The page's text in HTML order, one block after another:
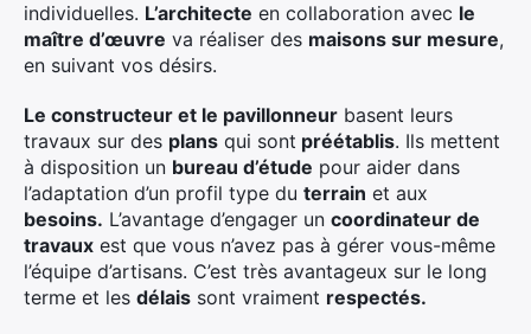
individuelles. L’architecte en collaboration avec le
maître d’œuvre va réaliser des maisons sur mesure,
en suivant vos désirs.
Le constructeur et le pavillonneur basent leurs
travaux sur des plans qui sont préétablis. Ils mettent
à disposition un bureau d’étude pour aider dans
l’adaptation d’un profil type du terrain et aux
besoins. L’avantage d’engager un coordinateur de
travaux est que vous n’avez pas à gérer vous-même
l’équipe d’artisans. C’est très avantageux sur le long
terme et les délais sont vraiment respectés.